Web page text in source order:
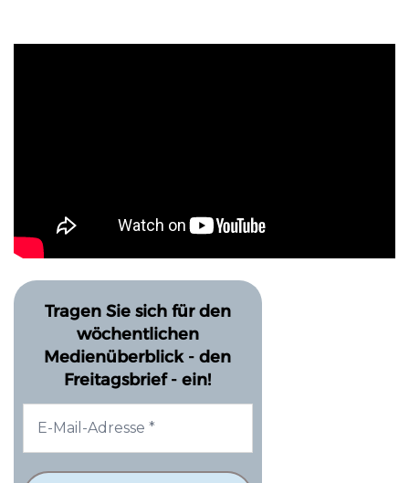
Tragen Sie sich für den
wöchentlichen
Medienüberblick - den
Freitagsbrief - ein!